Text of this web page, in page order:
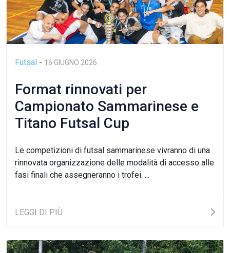
Futsal - 16 GIUGNO 2026
Format rinnovati per
Campionato Sammarinese e
Titano Futsal Cup
Le competizioni di futsal sammarinese vivranno di una
rinnovata organizzazione delle modalità di accesso alle
fasi finali che assegneranno i trofei. ...
LEGGI DI PIÙ